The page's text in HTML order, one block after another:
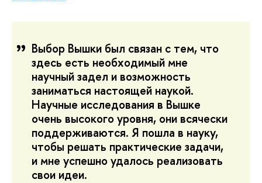
Выбор Вышки был связан с тем, что
здесь есть необходимый мне
научный задел и возможность
заниматься настоящей наукой.
Научные исследования в Вышке
очень высокого уровня, они всячески
поддерживаются. Я пошла в науку,
чтобы решать практические задачи,
и мне успешно удалось реализовать
свои идеи.